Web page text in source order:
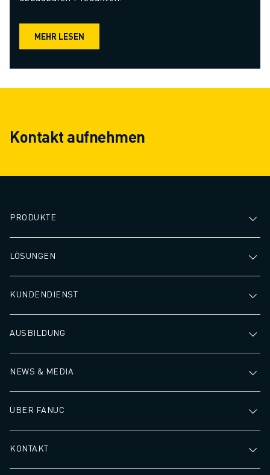
MEHR LESEN
Kontakt aufnehmen
PRODUKTE
LÖSUNGEN
KUNDENDIENST
AUSBILDUNG
NEWS & MEDIA
ÜBER FANUC
KONTAKT